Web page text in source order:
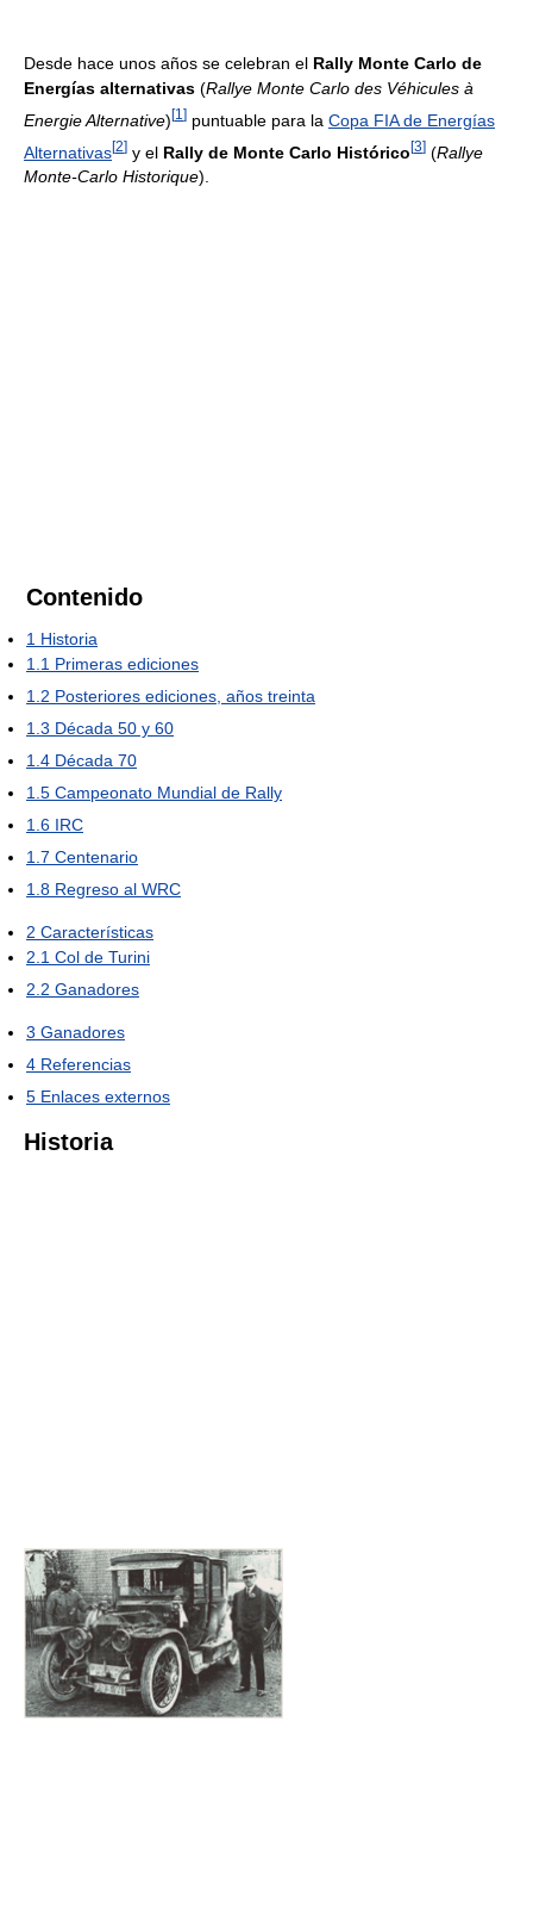
Desde hace unos años se celebran el Rally Monte Carlo de
Energías alternativas (Rallye Monte Carlo des Véhicules à
Energie Alternative)[1 ] puntuable para la Copa FIA de Energías
Alternativas[2] y el Rally de Monte Carlo Histórico[3] (Rallye
Monte-Carlo Historique).
Contenido
1 Historia
1.1 Primeras ediciones
1.2 Posteriores ediciones, años treinta
1.3 Década 50 y 60
1.4 Década 70
1.5 Campeonato Mundial de Rally
1.6 IRC
1.7 Centenario
1.8 Regreso al WRC
2 Características
2.1 Col de Turini
2.2 Ganadores
3 Ganadores
4 Referencias
5 Enlaces externos
Historia